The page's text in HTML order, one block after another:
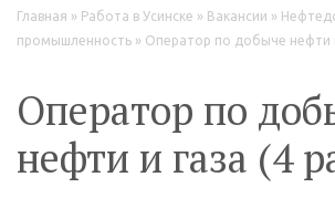
Вы здесь
Главная » Работа в Усинске » Вакансии »
промышленность » Оператор по добыче нефти
Оператор по
нефти и газа (4